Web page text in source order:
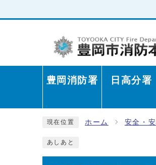
豊岡消防署 日高分署
現在位置 ホーム 安全・
あしあと